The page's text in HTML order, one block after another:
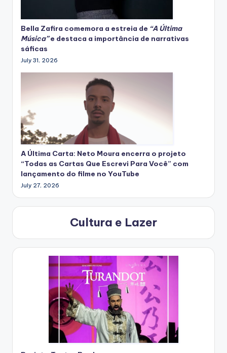
Bella Zafira comemora a estreia de “A Última
Música”e destaca a importância de narrativas
sáficas
July 31, 2026
A Última Carta: Neto Moura encerra o projeto
“Todas as Cartas Que Escrevi Para Você” com
lançamento do filme no YouTube
July 27, 2026
Cultura e Lazer